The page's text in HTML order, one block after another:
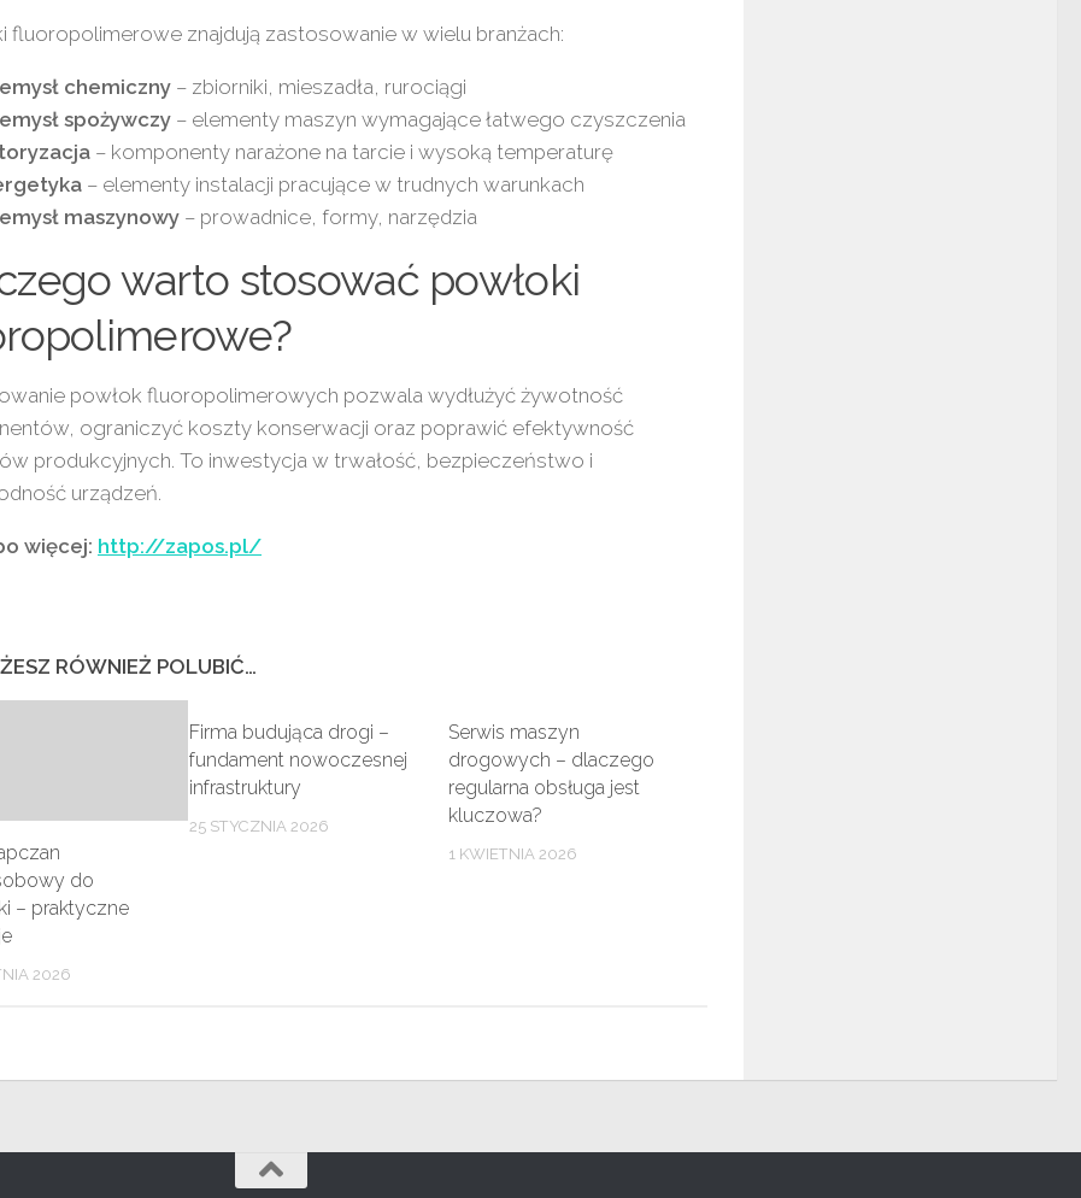
fluoropolimerowe znajdują zastosowanie w wielu branżach:
chemiczny – zbiorniki, mieszadła, rurociągi
spożywczy – elementy maszyn wymagające łatwego czyszczenia
– komponenty narażone na tarcie i wysoką temperaturę
– elementy instalacji pracujące w trudnych warunkach
maszynowy – prowadnice, formy, narzędzia
warto stosować powłoki
powłok fluoropolimerowych pozwala wydłużyć żywotność
ograniczyć koszty konserwacji oraz poprawić efektywność
produkcyjnych. To inwestycja w trwałość, bezpieczeństwo i
urządzeń.
więcej: http://zapos.pl/
RÓWNIEŻ POLUBIĆ…
do
– praktyczne
2026
Firma budująca drogi –
fundament nowoczesnej
infrastruktury
25 STYCZNIA 2026
Serwis maszyn
drogowych – dlaczego
regularna obsługa jest
kluczowa?
1 KWIETNIA 2026